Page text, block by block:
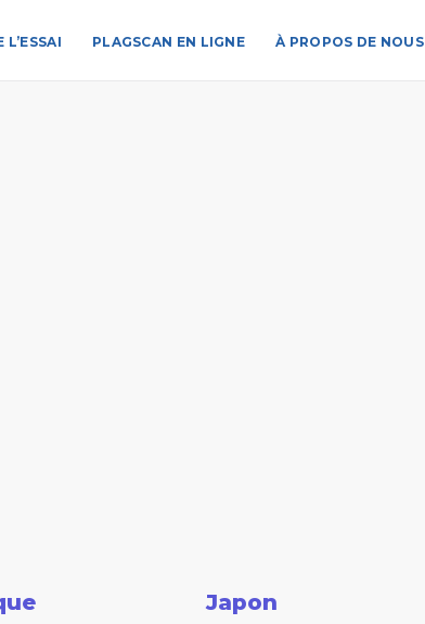
L’ESSAI PLAGSCAN EN LIGNE À PROPOS DE NOUS
Japon